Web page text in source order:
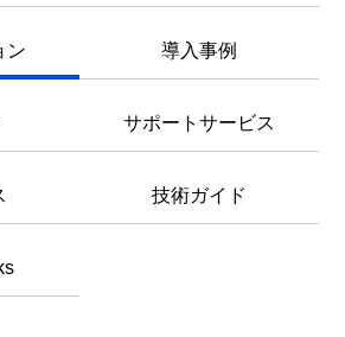
ン 導入事例
サポートサービス
技術ガイド